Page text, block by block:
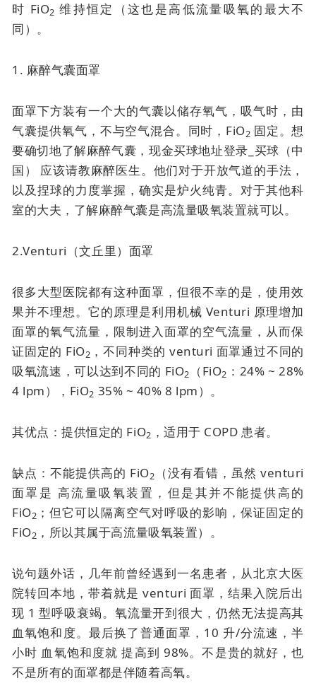
时 FiO2 维持恒定（这也是高低流量吸氧的最大不
同）。
1. 麻醉气囊面罩
面罩下方装有一个大的气囊以储存氧气，吸气时，由
气囊提供氧气，不与空气混合。同时，FiO2 固定。想
要确切地了解麻醉气囊，现金买球地址登录_买球（中
国） 应该请教麻醉医生。他们对于开放气道的手法，
以及捏球的力度掌握，确实是炉火纯青。对于其他科
室的大夫，了解麻醉气囊是高流量吸氧装置就可以。
2.Venturi（文丘里）面罩
很多大型医院都有这种面罩，但很不幸的是，使用效
果并不理想。它的原理是利用机械 Venturi 原理增加
面罩的氧气流量，限制进入面罩的空气流量，从而保
证固定的 FiO2 ，不同种类的 venturi 面罩通过不同的
吸氧流速，可以达到不同的 FiO2 （FiO2 ：24% ~ 28%
4 lpm），FiO2 35% ~ 40% 8 lpm）。
其优点：提供恒定的 FiO2 ，适用于 COPD 患者。
缺点：不能提供高的 FiO2 （没有看错，虽然venturi
面罩是 高流量吸氧装置，但是其并不能提供高的
FiO2 ；但它可以隔离空气对呼吸的影响，保证固定的
FiO2 ，所以其属于高流量吸氧装置）。
说句题外话，几年前曾经遇到一名患者，从北京大医
院转回本地，带着就是venturi 面罩 ，结果入院后出
现 1 型呼吸衰竭。氧流量开到很大，仍然无法提高其
血氧饱和度。最后换了普通面罩，10 升/分流速，半
小时 血氧饱和度就 提高到 98%。不是贵的就好，也
不是所有的面罩都是伴随着高氧。